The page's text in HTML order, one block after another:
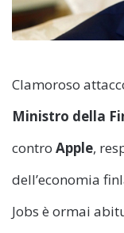
Clamoroso
Ministro della
contro Apple,
dell’economia
Jobs è ormai